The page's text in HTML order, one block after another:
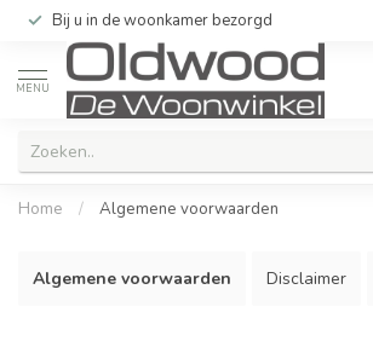
Bij u in de woonkamer bezorgd
MENU
Home / Algemene voorwaarden
Algemene voorwaarden Disclaimer